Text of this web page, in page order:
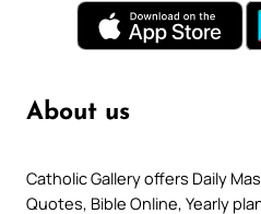
About us
Catholic Gallery offers Daily
Quotes, Bible Online, Yearly